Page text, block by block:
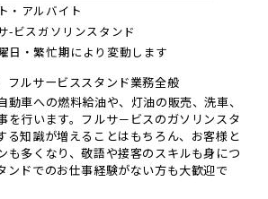
・アルバイト
-ビスガソリンスタンド
日・繁忙期により変動します
フルサービススタンド業務全般
動車への燃料給油や、灯油の販売、洗車、
を行います。フルサ－ビスのガソリンスタ
る知識が増えることはもちろん、お客様と
も多くなり、敬語や接客のスキルも身につ
ンドでのお仕事経験がない方も大歓迎で